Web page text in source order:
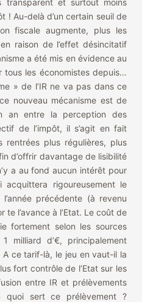
transparent et surtout moins
! Au-delà d’un certain seuil de
fiscale augmente, plus les
raison de l’effet désincitatif
a été mis en évidence au
tous les économistes depuis…
» de l’IR ne va pas dans ce
nouveau mécanisme est de
an entre la perception des
de l’impôt, il s’agit en fait
rentrées plus régulières, plus
d’offrir davantage de lisibilité
a au fond aucun intérêt pour
acquittera rigoureusement le
précédente (à revenu
te l’avance à l’Etat. Le coût de
fortement selon les sources
milliard d’€, principalement
ce tarif-là, le jeu en vaut-il la
fort contrôle de l’Etat sur les
entre IR et prélèvements
quoi sert ce prélèvement ?